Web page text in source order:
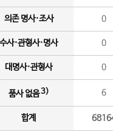
의존 명사·조사 0
수사·관형사·명사 0
대명사·관형사 0
품사 없음3) 6
합계